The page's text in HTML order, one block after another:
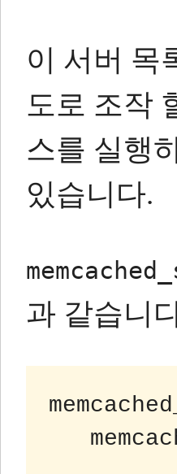
이 서버 목
도로 조작
스를 실행
있습니다.
과 같습니